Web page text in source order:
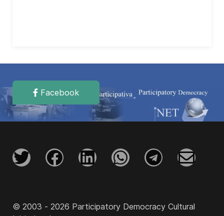
Facebook
© 2003 - 2026 Participatory Democracy Cultural